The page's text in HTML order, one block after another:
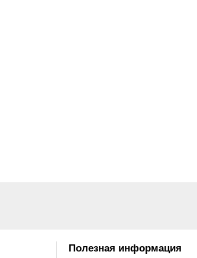
Полезная информация